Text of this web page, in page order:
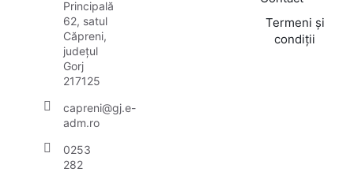
Principală
62, satul
Căpreni,
județul
Gorj
217125
capreni@gj.e-
adm.ro
0253
282
Termeni și
condiții